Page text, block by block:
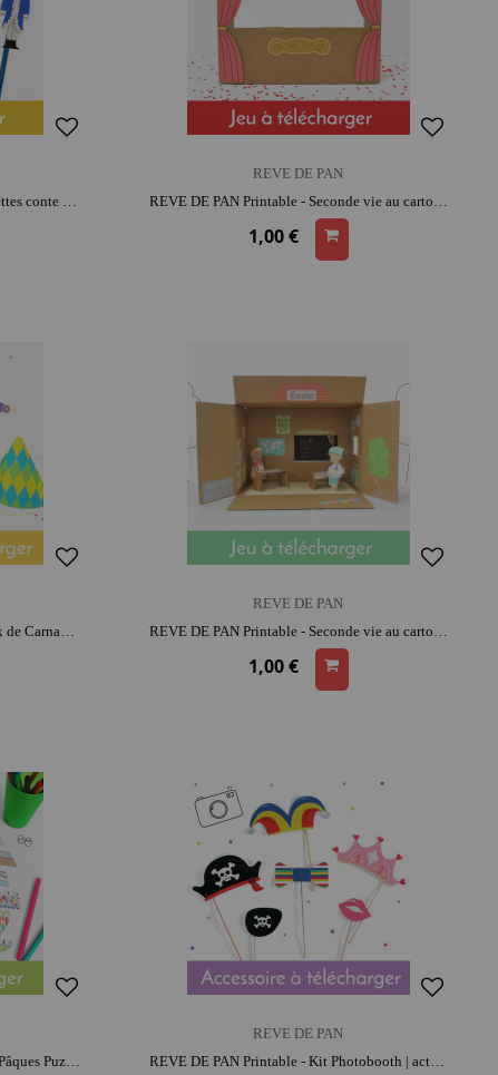
REVE DE PAN Printable - Marionnettes conte merveilleux | moment créatif apaisant | histoires et jeu narratif
REVE DE PAN
REVE DE PAN Printable - Seconde vie au carton - Le Théâtre | moment créatif apaisant | histoires et jeu narratif
1,00 €
REVE DE PAN Printable - Chapeaux de Carnaval | moment créatif apaisant | activité amusante
REVE DE PAN
REVE DE PAN Printable - Seconde vie au carton - La Classe | moment créatif apaisant | histoires et jeu narratif
1,00 €
REVE DE PAN Printable - Oeufs de Pâques Puzzle | concentration et repérage spatial
REVE DE PAN
REVE DE PAN Printable - Kit Photobooth | activité créative | moment convivial et intergénérationnel